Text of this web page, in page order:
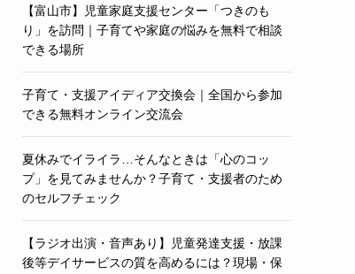
【富山市】児童家庭支援センター「つきのも
り」を訪問｜子育てや家庭の悩みを無料で相談
できる場所
子育て・支援アイディア交換会｜全国から参加
できる無料オンライン交流会
夏休みでイライラ…そんなときは「心のコッ
プ」を見てみませんか？子育て・支援者のため
のセルフチェック
【ラジオ出演・音声あり】児童発達支援・放課
後等デイサービスの質を高めるには？現場・保